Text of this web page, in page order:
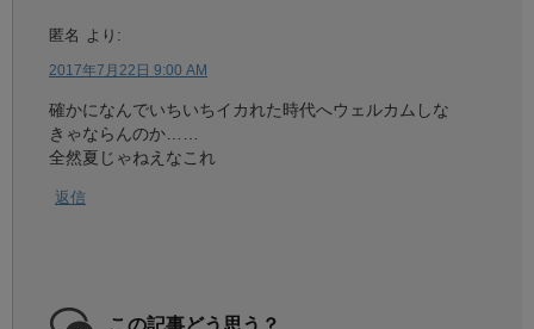
匿名 より:
2017年7月22日 9:00 AM
確かになんでいちいちイカれた時代へウェルカムしな
きゃならんのか……
全然夏じゃねえなこれ
返信